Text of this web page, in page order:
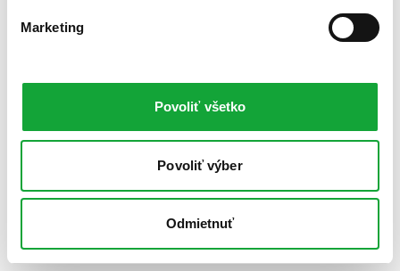
Marketing
Povoliť všetko
Povoliť výber
Odmietnuť